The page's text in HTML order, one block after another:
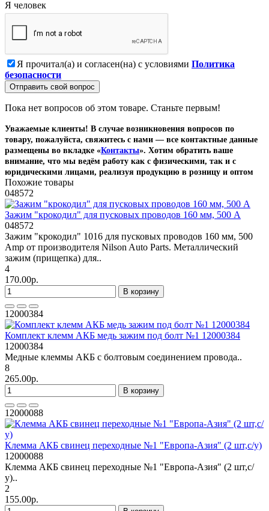
Я человек
Я прочитал(а) и согласен(на) с условиями Политика
безопасности
Отправить свой вопрос
Пока нет вопросов об этом товаре. Станьте первым!
Уважаемые клиенты! В случае возникновения вопросов по
товару, пожалуйста, свяжитесь с нами — все контактные данные
размещены во вкладке «Контакты». Хотим обратить ваше
внимание, что мы ведём работу как с физическими, так и с
юридическими лицами, реализуя продукцию в розницу и оптом
Похожие товары
048572
Зажим "крокодил" для пусковых проводов 160 мм, 500 A
048572
Зажим "крокодил" 1016 для пусковых проводов 160 мм, 500
Amp от производителя Nilson Auto Parts. Металлический
зажим (прищепка) для..
4
170.00р.
В корзину
12000384
Комплект клемм АКБ медь зажим под болт №1 12000384
12000384
Медные клеммы АКБ с болтовым соединением провода..
8
265.00р.
В корзину
12000088
Клемма АКБ свинец переходные №1 "Европа-Азия" (2 шт,с/у)
12000088
Клемма АКБ свинец переходные №1 "Европа-Азия" (2 шт,с/
у)..
2
155.00р.